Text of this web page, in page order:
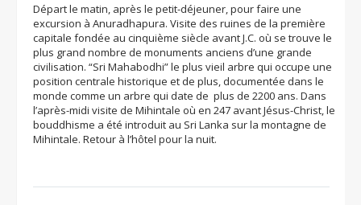
Départ le matin, après le petit-déjeuner, pour faire une
excursion à Anuradhapura. Visite des ruines de la première
capitale fondée au cinquième siècle avant J.C. où se trouve le
plus grand nombre de monuments anciens d’une grande
civilisation. “Sri Mahabodhi” le plus vieil arbre qui occupe une
position centrale historique et de plus, documentée dans le
monde comme un arbre qui date de plus de 2200 ans. Dans
l’après-midi visite de Mihintale où en 247 avant Jésus-Christ, le
bouddhisme a été introduit au Sri Lanka sur la montagne de
Mihintale. Retour à l’hôtel pour la nuit.